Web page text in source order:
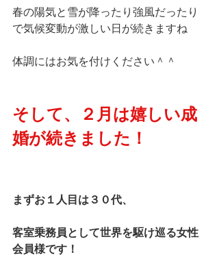
春の陽気と雪が降ったり強風だったり
で気候変動が激しい日が続きますね
体調にはお気を付けください＾＾
そして、２月は嬉しい成
婚が続きました！
まずお１人目は３０代、
客室乗務員として世界を駆け巡る女性
会員様です！